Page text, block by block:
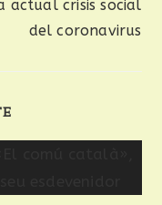
actual crisis social
del coronavirus